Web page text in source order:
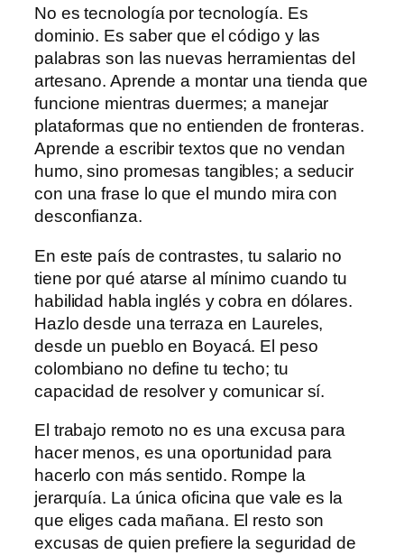
No es tecnología por tecnología. Es
dominio. Es saber que el código y las
palabras son las nuevas herramientas del
artesano. Aprende a montar una tienda que
funcione mientras duermes; a manejar
plataformas que no entienden de fronteras.
Aprende a escribir textos que no vendan
humo, sino promesas tangibles; a seducir
con una frase lo que el mundo mira con
desconfianza.
En este país de contrastes, tu salario no
tiene por qué atarse al mínimo cuando tu
habilidad habla inglés y cobra en dólares.
Hazlo desde una terraza en Laureles,
desde un pueblo en Boyacá. El peso
colombiano no define tu techo; tu
capacidad de resolver y comunicar sí.
El trabajo remoto no es una excusa para
hacer menos, es una oportunidad para
hacerlo con más sentido. Rompe la
jerarquía. La única oficina que vale es la
que eliges cada mañana. El resto son
excusas de quien prefiere la seguridad de